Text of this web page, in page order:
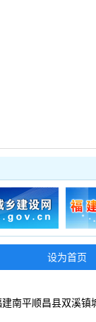
设为首页
南平顺昌县双溪